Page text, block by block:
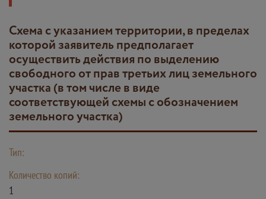
Схема с указанием территории, в пределах
которой заявитель предполагает
осуществить действия по выделению
свободного от прав третьих лиц земельного
участка (в том числе в виде
соответствующей схемы с обозначением
земельного участка)
Тип:
Количество копий:
1